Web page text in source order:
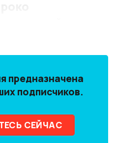
предназначена
подписчиков.
СЕЙЧАС